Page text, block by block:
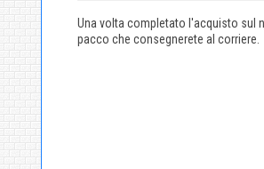
Una volta completato l'acquisto sul
pacco che consegnerete al corriere.